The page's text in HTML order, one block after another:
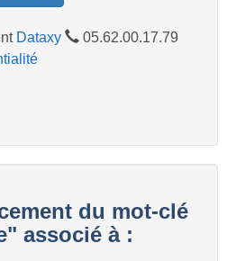
Dataxy
05.62.00.17.79
du mot-clé
associé à :